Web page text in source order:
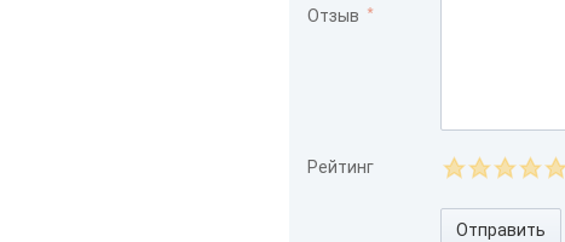
Отзыв
Рейтинг
Отправить